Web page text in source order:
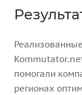
помогали
регионах